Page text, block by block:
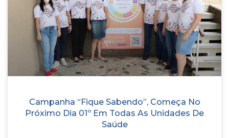
Campanha “Fique Sabendo”, Começa No
Próximo Dia 01º Em Todas As Unidades De
Saúde